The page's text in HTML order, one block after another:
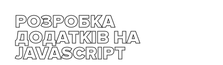
РОЗРОБКА
ДОДАТКІВ НА
JAVASCRIPT